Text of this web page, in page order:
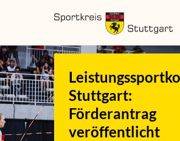
Stuttgart:
Förderantrag
veröffentlicht